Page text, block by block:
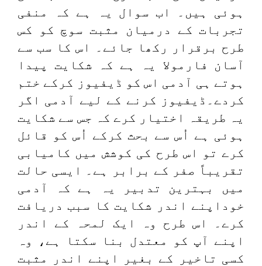
ہوئی ہیں۔ اب سوال یہ ہے کہ منفی
تجربات کے درمیان مثبت سوچ کو کس
طرح برقرار رکھا جائے۔ اس کا سب سے
آسان فارمولا یہ ہے کہ شکایت پیدا
ہوتے ہی آدمی اس کو ڈیفیوز کرکے ختم
کردے۔ڈیفیوز کرنے کے لیے آدمی اگر
یہ طریقہ اختیار کرے کہ جس سے شکایت
ہوئی ہے اُس سے بحث کرکے اُس کو قائل
کرے تو اس طرح کی کوشش میں کامیابی
تقریباً صفر کے برابر ہے۔ ایسی حالت
میں بہترین تدبیر یہ ہے کہ آدمی
خوداپنے اندر شکایت کا سبب دریافت
کرے۔ اس طرح وہ ایک لمحہ کے اندر
اپنے آپ کو معتدل بنا سکتا ہے، وہ
کسی تاخیر کے بغیر اپنے اندر مثبت